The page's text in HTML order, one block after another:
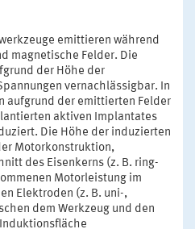
emittieren während
magnetische Felder. Die
der Höhe der
vernachlässigbar. In
aufgrund der emittierten Felder
aktiven Implantates
Die Höhe der induzierten
Motorkonstruktion,
des Eisenkerns (z. B. ring-
Motorleistung im
Elektroden (z. B. uni-,
dem Werkzeug und den